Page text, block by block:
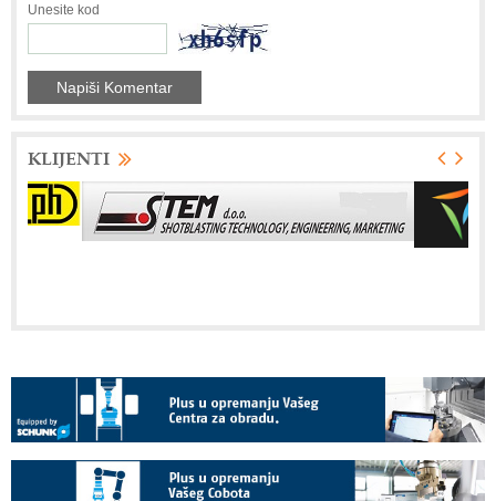
Unesite kod
KLIJENTI